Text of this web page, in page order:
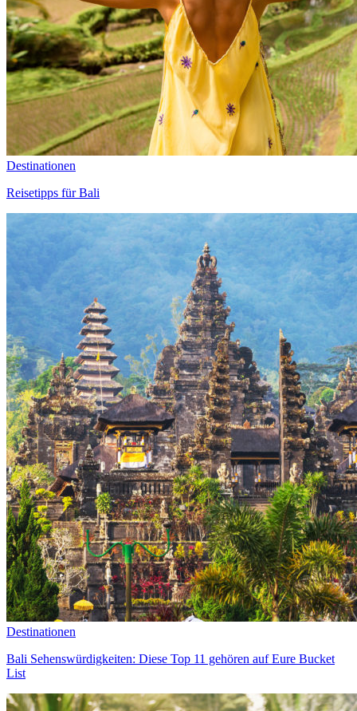
Destinationen
Reisetipps für Bali
Destinationen
Bali Sehenswürdigkeiten: Diese Top 11 gehören auf Eure Bucket
List